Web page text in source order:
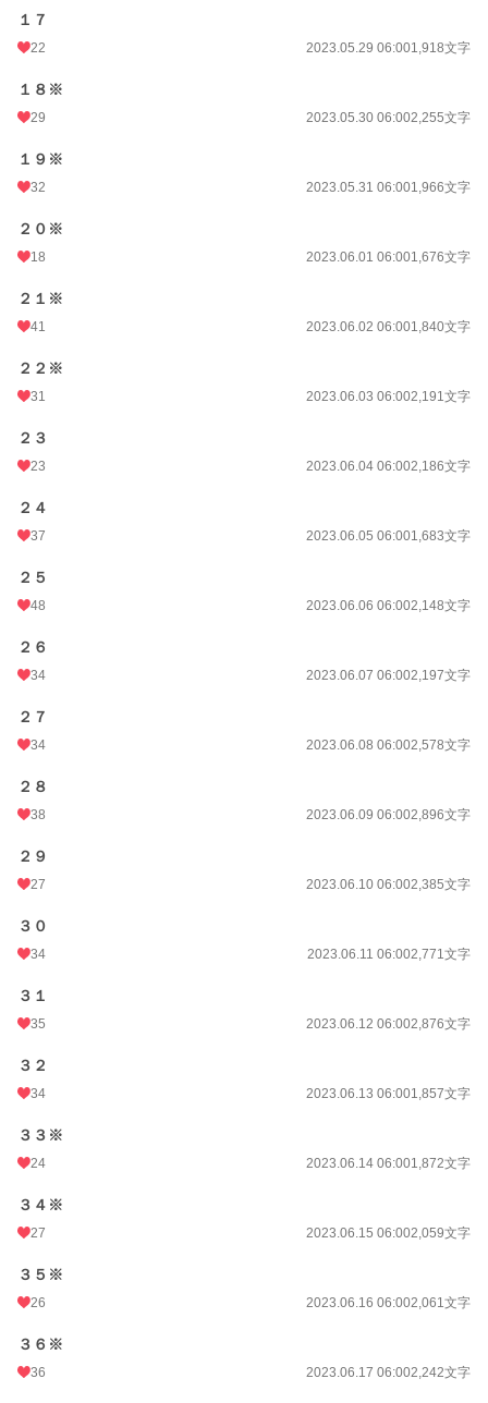
１７
22 2023.05.29 06:001,918文字
１８※
29 2023.05.30 06:002,255文字
１９※
32 2023.05.31 06:001,966文字
２０※
18 2023.06.01 06:001,676文字
２１※
41 2023.06.02 06:001,840文字
２２※
31 2023.06.03 06:002,191文字
２３
23 2023.06.04 06:002,186文字
２４
37 2023.06.05 06:001,683文字
２５
48 2023.06.06 06:002,148文字
２６
34 2023.06.07 06:002,197文字
２７
34 2023.06.08 06:002,578文字
２８
38 2023.06.09 06:002,896文字
２９
27 2023.06.10 06:002,385文字
３０
34 2023.06.11 06:002,771文字
３１
35 2023.06.12 06:002,876文字
３２
34 2023.06.13 06:001,857文字
３３※
24 2023.06.14 06:001,872文字
３４※
27 2023.06.15 06:002,059文字
３５※
26 2023.06.16 06:002,061文字
３６※
36 2023.06.17 06:002,242文字